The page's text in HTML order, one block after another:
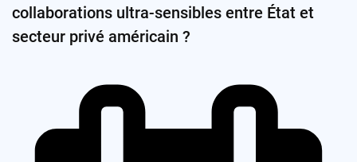
collaborations ultra-sensibles entre État et
secteur privé américain ?